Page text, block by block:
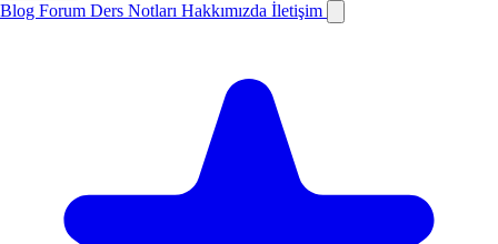
Blog Forum Ders Notları Hakkımızda İletişim